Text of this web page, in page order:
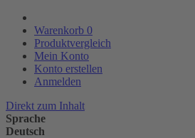
Warenkorb 0
Produktvergleich
Mein Konto
Konto erstellen
Anmelden
Direkt zum Inhalt
Sprache
Deutsch